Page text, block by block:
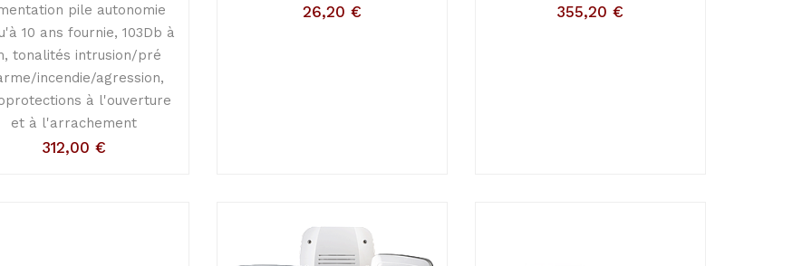
pile autonomie
10 ans fournie, 103Db à
tonalités intrusion/pré
incendie/agression,
à l'ouverture
et à l'arrachement
312,00 €
26,20 € 355,20 €